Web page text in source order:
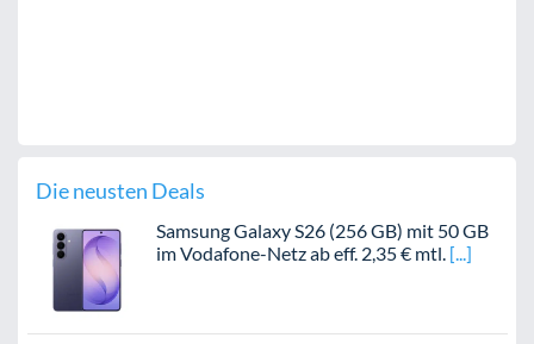
Die neusten Deals
Samsung Galaxy S26 (256 GB) mit 50 GB
im Vodafone-Netz ab eff. 2,35 € mtl.